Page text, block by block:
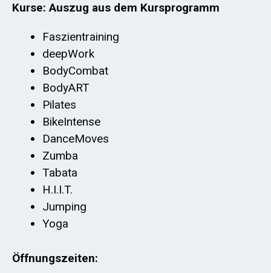
Kurse: Auszug aus dem Kursprogramm
Faszientraining
deepWork
BodyCombat
BodyART
Pilates
BikeIntense
DanceMoves
Zumba
Tabata
H.I.I.T.
Jumping
Yoga
Öffnungszeiten: